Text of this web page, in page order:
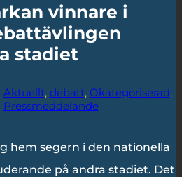
vinnare i
stadiet
Aktuellt, debatt, Okategoriserad,
Pressmeddelande
hem segern i den nationella
på andra stadiet. Det